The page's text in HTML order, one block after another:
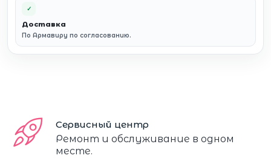
✓
Доставка
По Армавиру по согласованию.
Сервисный центр
Ремонт и обслуживание в одном
месте.